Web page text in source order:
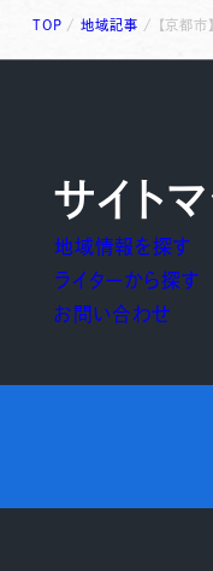
TOP /地域記事 / 【京都
サイト
地域情報を探す
ライターから探す
お問い合わせ